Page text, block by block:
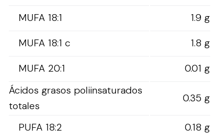
MUFA 18:1
1.9 g
MUFA 18:1 c
1.8 g
MUFA 20:1
0.01 g
Ácidos grasos poliinsaturados
totales
0.35 g
PUFA 18:2
0.18 g